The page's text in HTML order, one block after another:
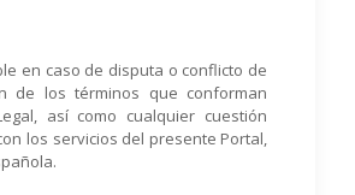
en caso de disputa o conflicto de
de los términos que conforman
así como cualquier cuestión
los servicios del presente Portal,